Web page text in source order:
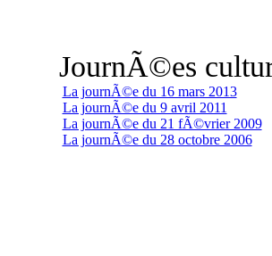
JournÃ©es
La journÃ©e du 16 mars 2013
La journÃ©e du 9 avril 2011
La journÃ©e du 21 fÃ©vrier 2009
La journÃ©e du 28 octobre 2006